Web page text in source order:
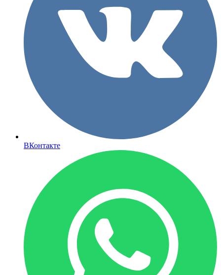
ВКонтакте